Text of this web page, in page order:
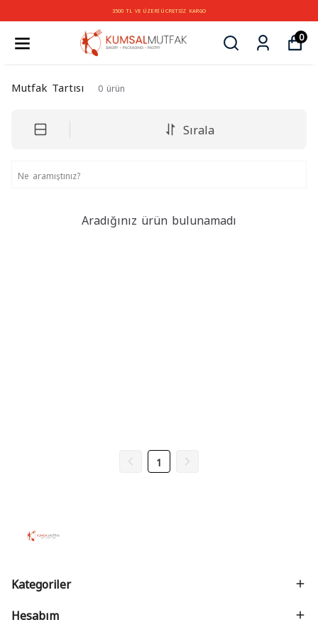
3500 TL VE ÜZERİ ÜCRETSİZ KARGO
0
Mutfak Tartısı 0 ürün
Sırala
Aradığınız ürün bulunamadı
1
Kategoriler
Hesabım